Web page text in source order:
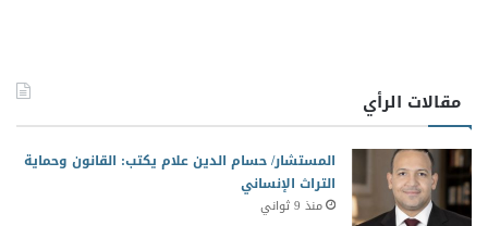
مقالات الرأي
المستشار/ حسام الدين علام يكتب: القانون وحماية
التراث الإنساني
منذ 9 ثواني